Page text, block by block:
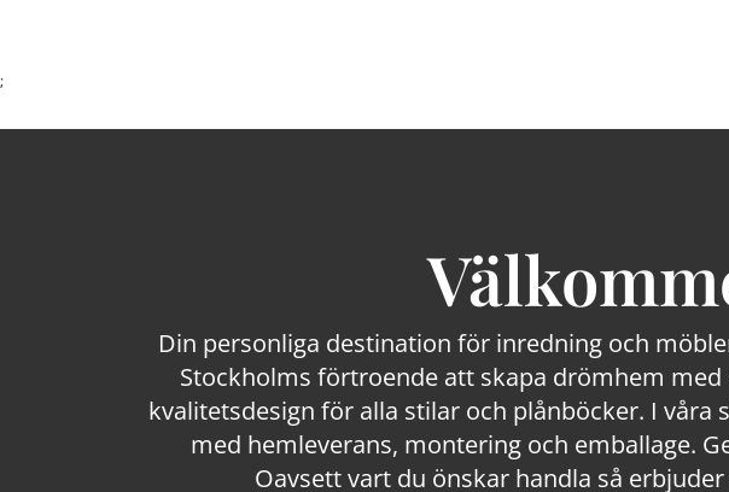
;
Din personliga destination för inredning och
Stockholms förtroende att skapa drömhem
kvalitetsdesign för alla stilar och plånböcker. I
med hemleverans, montering och emballage.
Oavsett vart du önskar handla så